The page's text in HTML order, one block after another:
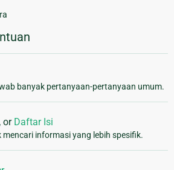
banyak pertanyaan-pertanyaan umum.
, or Daftar Isi
informasi yang lebih spesifik.